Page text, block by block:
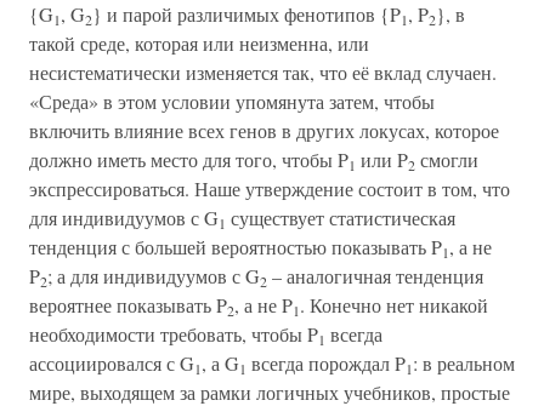
{G1, G2} и парой различимых фенотипов {P1, P2}, в
такой среде, которая или неизменна, или
несистематически изменяется так, что её вклад случаен.
«Среда» в этом условии упомянута затем, чтобы
включить влияние всех генов в других локусах, которое
должно иметь место для того, чтобы P1 или P2 смогли
экспрессироваться. Наше утверждение состоит в том, что
для индивидуумов с G1 существует статистическая
тенденция с большей вероятностью показывать P1, а не
P2; а для индивидуумов с G2 – аналогичная тенденция
вероятнее показывать P2, а не P1. Конечно нет никакой
необходимости требовать, чтобы P1 всегда
ассоциировался с G1, а G1 всегда порождал P1: в реальном
мире, выходящем за рамки логичных учебников, простые